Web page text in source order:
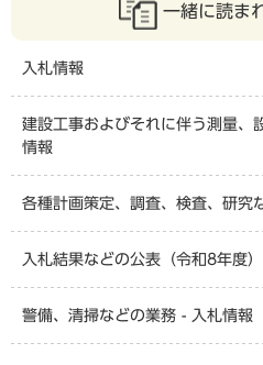
一緒に読ま
入札情報
建設工事およびそれに伴う測量、
情報
各種計画策定、調査、検査、研究
入札結果などの公表（令和8年度
警備、清掃などの業務 - 入札情報